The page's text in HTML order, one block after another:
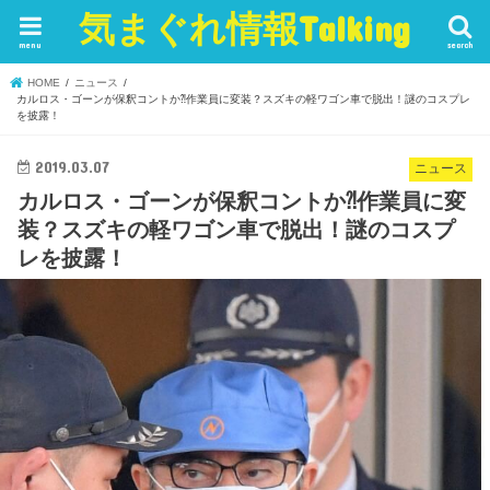
気まぐれ情報Talking search
menu
HOME
ニュース
カルロス・ゴーンが保釈コントか⁈作業員に変装？スズキの軽ワゴン車で脱出！謎のコスプレ
を披露！
ニュース
2019.03.07
カルロス・ゴーンが保釈コントか⁈作業員に変
装？スズキの軽ワゴン車で脱出！謎のコスプ
レを披露！